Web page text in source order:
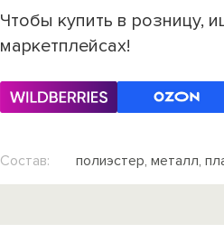
Чтобы купить в розницу,
маркетплейсах!
Состав: полиэстер, металл,